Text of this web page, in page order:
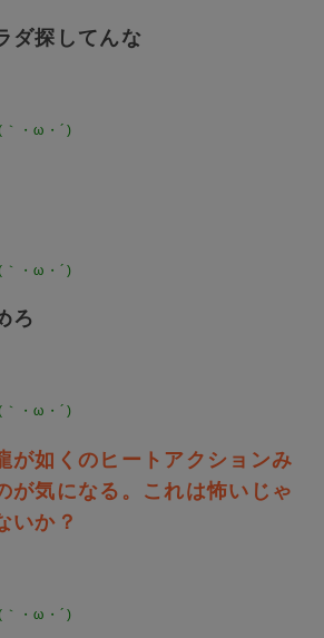
ダ探してんな
｀・ω・´)
｀・ω・´)
ろ
｀・ω・´)
が如くのヒートアクションみ
が気になる。これは怖いじゃ
いか？
｀・ω・´)